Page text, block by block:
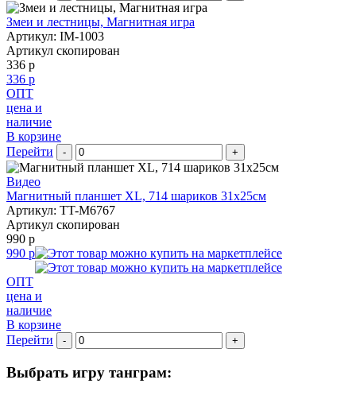
Змеи и лестницы, Магнитная игра
Артикул: IM-1003
Артикул скопирован
336 р
336 р
ОПТ
цена и
наличие
В корзине
Перейти
- +
Видео
Магнитный планшет XL, 714 шариков 31х25см
Артикул: TT-M6767
Артикул скопирован
990 р
990 р
ОПТ
цена и
наличие
В корзине
Перейти
- +
Выбрать игру танграм: